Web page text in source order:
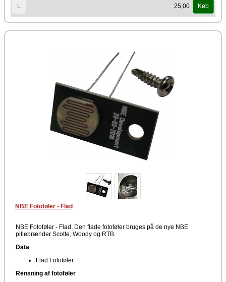
L 25,00 Køb
NBE Fotoføler - Flad
NBE Fotoføler - Flad. Den flade fotoføler bruges på de nye NBE
pillebrænder Scotte, Woody og RTB.
Data
Flad Fotoføler
Rensning af fotoføler